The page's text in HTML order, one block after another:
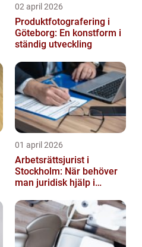
02 april 2026
Produktfotografering i
Göteborg: En konstform i
ständig utveckling
01 april 2026
Arbetsrättsjurist i
Stockholm: När behöver
man juridisk hjälp i